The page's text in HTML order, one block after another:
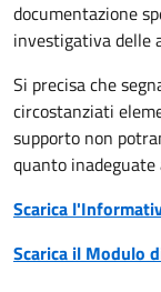
documentazione
investigativa delle
Si precisa che
circostanziati
supporto non
quanto inadeguate
Scarica
Scarica il Modulo